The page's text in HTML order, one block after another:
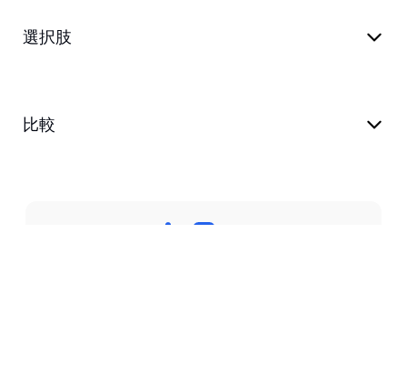
選択肢
比較